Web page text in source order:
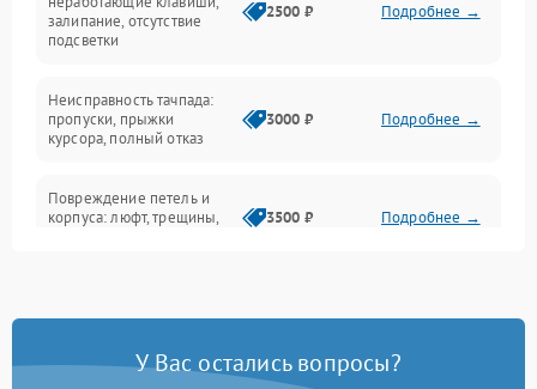
Батарея
Сеть и интернет
залипание, отсутствие
подсветки
2500 ₽ Подробнее →
Неисправность тачпада:
пропуски, прыжки
курсора, полный отказ
3000 ₽ Подробнее →
Повреждение петель и
корпуса: люфт, трещины,
3500 ₽ Подробнее →
быстрая разрядка,
2500 ₽ Подробнее →
У Вас остались вопросы?